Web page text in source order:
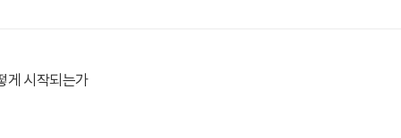
게 시작되는가